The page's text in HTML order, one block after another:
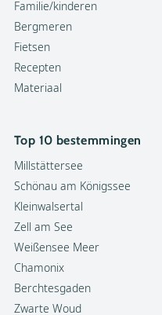
Familie/kinderen
Bergmeren
Fietsen
Recepten
Materiaal
Top 10 bestemmingen
Millstättersee
Schönau am Königssee
Kleinwalsertal
Zell am See
Weißensee Meer
Chamonix
Berchtesgaden
Zwarte Woud